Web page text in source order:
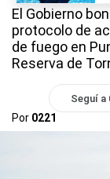
El Gobierno
protocolo de
de fuego en
Reserva de
Seguí a
Por 0221